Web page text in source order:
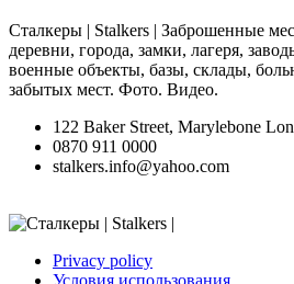
Сталкеры | Stalkers | Заброшенные
деревни, города, замки, лагеря,
военные объекты, базы, склады,
забытых мест. Фото. Видео.
122 Baker Street, Marylebone
0870 911 0000
stalkers.info@yahoo.com
Privacy policy
Условия использования